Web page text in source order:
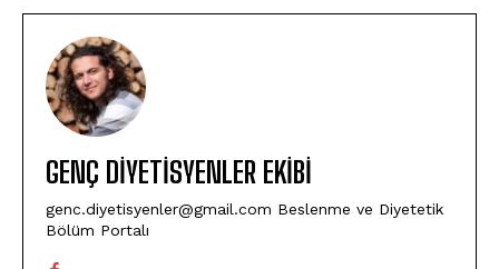
GENÇ DIYETISYENLER EKIBI
genc.diyetisyenler@gmail.com Beslenme ve Diyetetik
Bölüm Portalı